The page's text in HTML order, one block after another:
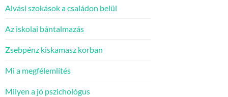
Alvási szokások a családon belül
Az iskolai bántalmazás
Zsebpénz kiskamasz korban
Mi a megfélemlítés
Milyen a jó pszichológus